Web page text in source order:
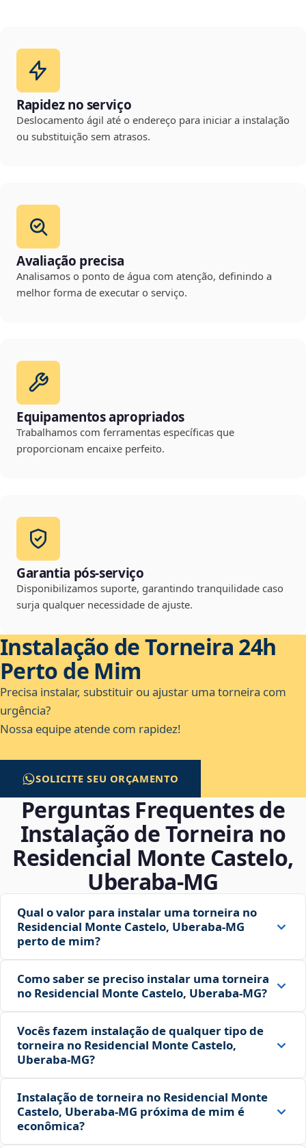
Rapidez no serviço
Deslocamento ágil até o endereço para iniciar a instalação
ou substituição sem atrasos.
Avaliação precisa
Analisamos o ponto de água com atenção, definindo a
melhor forma de executar o serviço.
Equipamentos apropriados
Trabalhamos com ferramentas específicas que
proporcionam encaixe perfeito.
Garantia pós-serviço
Disponibilizamos suporte, garantindo tranquilidade caso
surja qualquer necessidade de ajuste.
Instalação de Torneira 24h
Perto de Mim
Precisa instalar, substituir ou ajustar uma torneira com
urgência?
Nossa equipe atende com rapidez!
SOLICITE SEU ORÇAMENTO
Perguntas Frequentes de
Instalação de Torneira no
Residencial Monte Castelo,
Uberaba‑MG
Qual o valor para instalar uma torneira no
Residencial Monte Castelo, Uberaba‑MG
perto de mim?
Como saber se preciso instalar uma torneira
no Residencial Monte Castelo, Uberaba‑MG?
Vocês fazem instalação de qualquer tipo de
torneira no Residencial Monte Castelo,
Uberaba‑MG?
Instalação de torneira no Residencial Monte
Castelo, Uberaba‑MG próxima de mim é
econômica?